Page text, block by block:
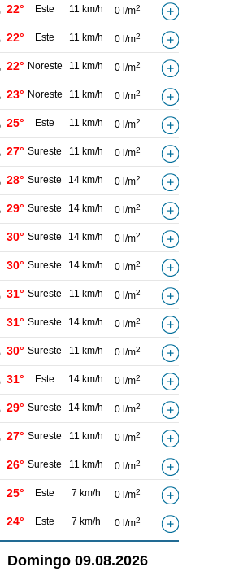
22° Este 11 km/h 0 l/m2
22° Este 11 km/h 0 l/m2
22° Noreste 11 km/h 0 l/m2
23° Noreste 11 km/h 0 l/m2
25° Este 11 km/h 0 l/m2
27° Sureste 11 km/h 0 l/m2
28° Sureste 14 km/h 0 l/m2
29° Sureste 14 km/h 0 l/m2
30° Sureste 14 km/h 0 l/m2
30° Sureste 14 km/h 0 l/m2
31° Sureste 11 km/h 0 l/m2
31° Sureste 14 km/h 0 l/m2
30° Sureste 11 km/h 0 l/m2
31° Este 14 km/h 0 l/m2
29° Sureste 14 km/h 0 l/m2
27° Sureste 11 km/h 0 l/m2
26° Sureste 11 km/h 0 l/m2
25° Este 7 km/h 0 l/m2
24° Este 7 km/h 0 l/m2
Domingo 09.08.2026